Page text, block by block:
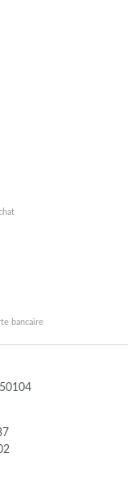
bancaire